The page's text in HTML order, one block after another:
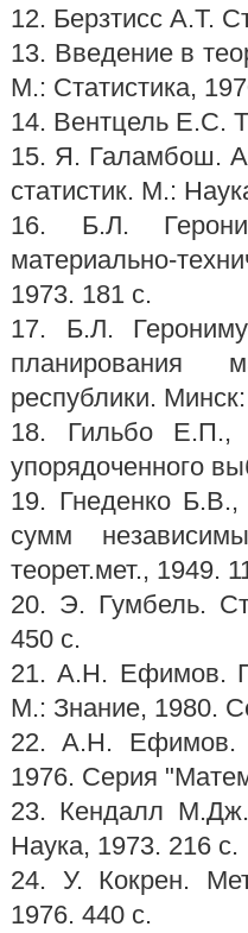
12. Берзтисс А.Т.
13. Введение в
М.: Статистика,
14. Вентцель Е.С.
15. Я. Галамбош.
статистик. М.:
16. Б.Л.
материально-
1973. 181 с.
17. Б.Л.
планирования
республики.
18. Гильбо Е.П.,
упорядоченного
19. Гнеденко
сумм
теорет.мет., 1949.
20. Э. Гумбель.
450 с.
21. А.Н. Ефимов.
М.: Знание, 1980.
22. А.Н. Ефимов.
1976. Серия
23. Кендалл
Наука, 1973. 216 с.
24. У. Кокрен.
1976. 440 с.